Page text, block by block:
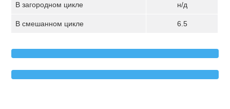
В загородном цикле н/д
В смешанном цикле 6.5